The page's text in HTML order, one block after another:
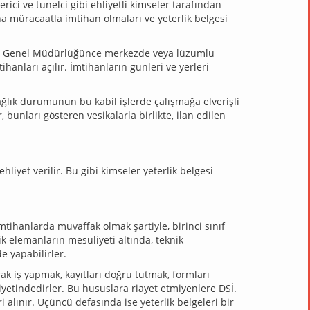
ve tunelci gibi ehliyetli kimseler tarafından
müracaatla imtihan olmaları ve yeterlik belgesi
Müdürlüğünce merkezde veya lüzumlu
açılır. İmtihanların günleri ve yerleri
durumunun bu kabil işlerde çalışmağa elverişli
bunları gösteren vesikalarla birlikte, ilan edilen
verilir. Bu gibi kimseler yeterlik belgesi
muvaffak olmak şartiyle, birinci sınıf
elemanların mesuliyeti altında, teknik
yapabilirler.
iş yapmak, kayıtları doğru tutmak, formları
Bu hususlara riayet etmiyenlere DSİ.
Üçüncü defasında ise yeterlik belgeleri bir